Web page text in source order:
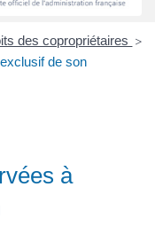
E des copropriétaires >
de son
à